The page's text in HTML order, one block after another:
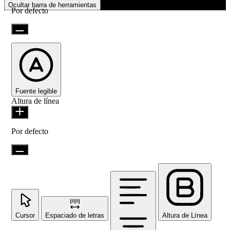
Ocultar barra de herramientas
Por defecto
Fuente legible
Altura de línea
Por defecto
Cursor Espaciado de letras Altura de Línea